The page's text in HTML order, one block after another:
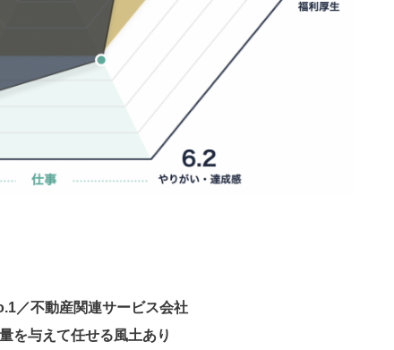
／不動産関連サービス会社
を与えて任せる風土あり